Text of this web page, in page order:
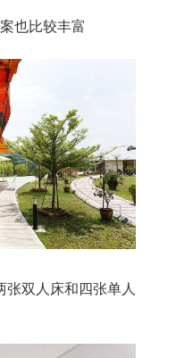
也比较丰富
双人床和四张单人